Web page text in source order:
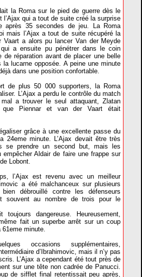
la Roma sur le pied de guerre dès le
l’Ajax qui a tout de suite créé la surprise
après 35 secondes de jeu. La Roma
mais l’Ajax a tout de suite récupéré la
Vaart a alors pu lancer Van der Meyde
a ensuite pu pénétrer dans le coin
de réparation avant de placer une belle
la lucarne opposée. A peine une minute
dans une position confortable.
de plus 50 000 supporters, la Roma
L’Ajax a perdu le contrôle du match
a trouver le seul attaquant, Zlatan
que Piennar et van der Vaart était
grâce à une excellente passe du
24eme minute. L’Ajax devait être très
se prendre un second but, mais les
empêcher Aldair de faire une frappe sur
Lobont.
l’Ajax est revenu avec un meilleur
a été malchanceux sur plusieurs
débrouillé contre les défenseurs
souvent au nombre de trois pour le
dangereuse. Heureusement,
fait un superbe arrêt sur un coup
minute.
occasions supplémentaires,
d’Ibrahimovic, mais il n’y pas
L’Ajax a cependant été tout près de
sur une tête non cadrée de Panucci.
de sifflet final retentissait peu après,